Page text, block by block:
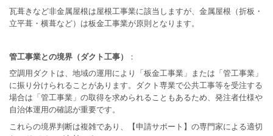
瓦葺きなど非金属屋根は屋根工事業に該当しますが、金属屋根（折板・
立平葺・横葺など）は板金工事業が原則となります。
管工事業との境界（ダクト工事）
：
空調用ダクトは、地域の運用により「板金工事業」または「管工事業」
に振り分けられることがあります。ダクト専業で公共工事等を受注する
場合は「管工事業」の取得を求められることもあるため、発注者仕様や
自治体運用の確認が重要です。
これらの境界判断は複雑であり、【申請サポート】の専門家による適切